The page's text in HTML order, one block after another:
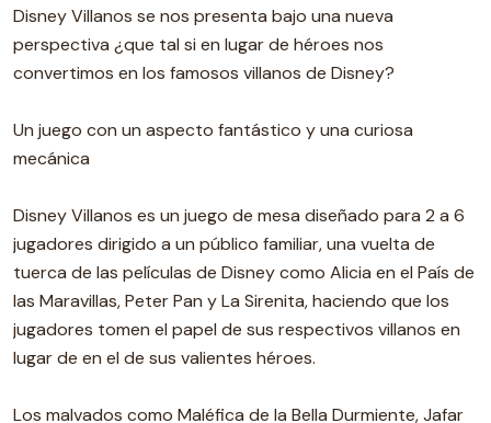
Disney Villanos se nos presenta bajo una nueva
perspectiva ¿que tal si en lugar de héroes nos
convertimos en los famosos villanos de Disney?
Un juego con un aspecto fantástico y una curiosa
mecánica
Disney Villanos es un juego de mesa diseñado para 2 a 6
jugadores dirigido a un público familiar, una vuelta de
tuerca de las películas de Disney como Alicia en el País de
las Maravillas, Peter Pan y La Sirenita, haciendo que los
jugadores tomen el papel de sus respectivos villanos en
lugar de en el de sus valientes héroes.
Los malvados como Maléfica de la Bella Durmiente, Jafar